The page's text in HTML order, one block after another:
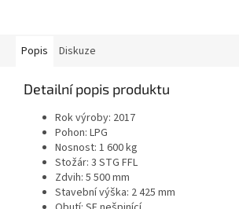
Popis Diskuze
Detailní popis produktu
Rok výroby: 2017
Pohon: LPG
Nosnost: 1 600 kg
Stožár: 3 STG FFL
Zdvih: 5 500 mm
Stavební výška: 2 425 mm